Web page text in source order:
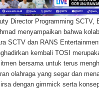
Director Programming SCTV,
menyampaikan bahwa
SCTV dan RANS
kembali TOSI
bersama untuk terus
olahraga yang segar dan
dengan gimmick serta